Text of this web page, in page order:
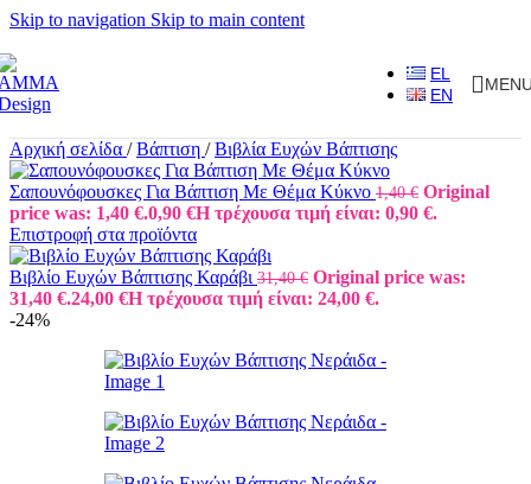
Skip to navigation Skip to main content
EL
EN
Αρχική σελίδα / Βάπτιση / Βιβλία Ευχών Βάπτισης
Σαπουνόφουσκες Για Βάπτιση Με Θέμα Κύκνο 1,40€ Original
price was: 1,40 €.0,90 €Η τρέχουσα τιμή είναι: 0,90 €.
Επιστροφή στα προϊόντα
Βιβλίο Ευχών Βάπτισης Καράβι 31,40€ Original price was:
31,40 €.24,00 €Η τρέχουσα τιμή είναι: 24,00 €.
-24%